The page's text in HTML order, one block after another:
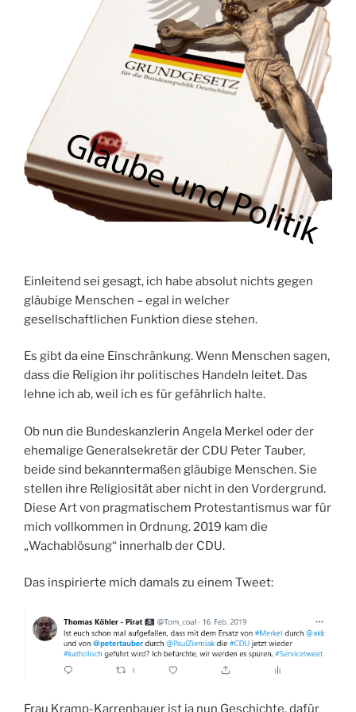
Einleitend sei gesagt, ich habe absolut nichts gegen
gläubige Menschen – egal in welcher
gesellschaftlichen Funktion diese stehen.
Es gibt da eine Einschränkung. Wenn Menschen sagen,
dass die Religion ihr politisches Handeln leitet. Das
lehne ich ab, weil ich es für gefährlich halte.
Ob nun die Bundeskanzlerin Angela Merkel oder der
ehemalige Generalsekretär der CDU Peter Tauber,
beide sind bekanntermaßen gläubige Menschen. Sie
stellen ihre Religiosität aber nicht in den Vordergrund.
Diese Art von pragmatischem Protestantismus war für
mich vollkommen in Ordnung. 2019 kam die
„Wachablösung“ innerhalb der CDU.
Das inspirierte mich damals zu einem Tweet:
Frau Kramp-Karrenbauer ist ja nun Geschichte, dafür